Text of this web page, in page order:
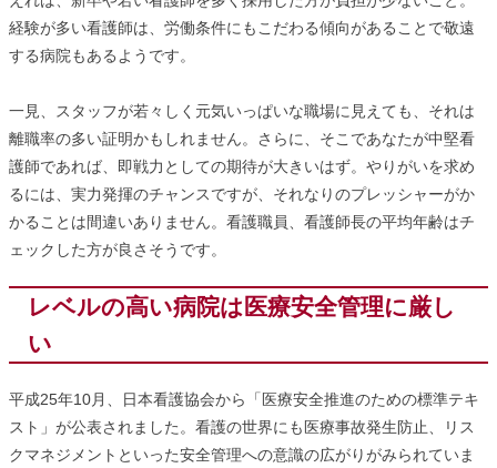
経験が多い看護師は、労働条件にもこだわる傾向があることで敬遠
する病院もあるようです。
一見、スタッフが若々しく元気いっぱいな職場に見えても、それは
離職率の多い証明かもしれません。さらに、そこであなたが中堅看
護師であれば、即戦力としての期待が大きいはず。やりがいを求め
るには、実力発揮のチャンスですが、それなりのプレッシャーがか
かることは間違いありません。看護職員、看護師長の平均年齢はチ
ェックした方が良さそうです。
レベルの高い病院は医療安全管理に厳し
い
平成25年10月、日本看護協会から「医療安全推進のための標準テキ
スト」が公表されました。看護の世界にも医療事故発生防止、リス
クマネジメントといった安全管理への意識の広がりがみられていま